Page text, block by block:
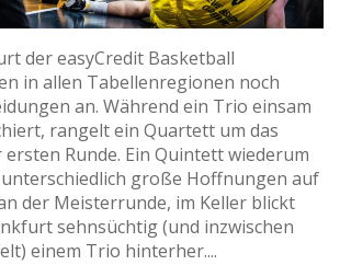
der easyCredit Basketball
in allen Tabellenregionen noch
an. Während ein Trio einsam
rangelt ein Quartett um das
Runde. Ein Quintett wiederum
große Hoffnungen auf
der Meisterrunde, im Keller blickt
sehnsüchtig (und inzwischen
einem Trio hinterher....